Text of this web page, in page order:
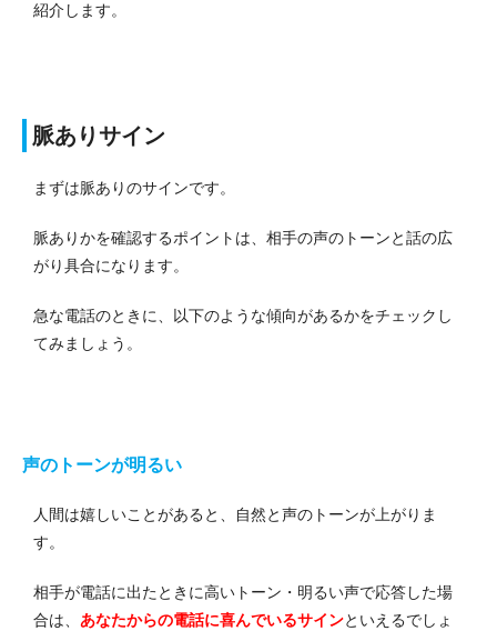
紹介します。
脈ありサイン
まずは脈ありのサインです。
脈ありかを確認するポイントは、相手の声のトーンと話の広
がり具合になります。
急な電話のときに、以下のような傾向があるかをチェックし
てみましょう。
声のトーンが明るい
人間は嬉しいことがあると、自然と声のトーンが上がりま
す。
相手が電話に出たときに高いトーン・明るい声で応答した場
合は、 あなたからの電話に喜んでいるサインといえるでしょ